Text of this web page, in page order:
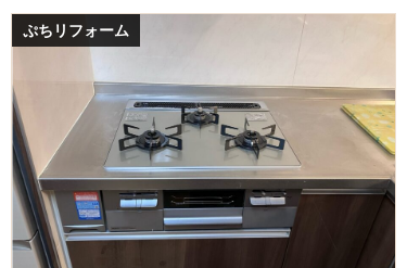
ぷちリフォーム